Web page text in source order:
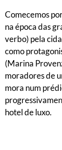
Comecemos
na época das
verbo) pela
como
(Marina
moradores de
mora num
hotel de luxo.